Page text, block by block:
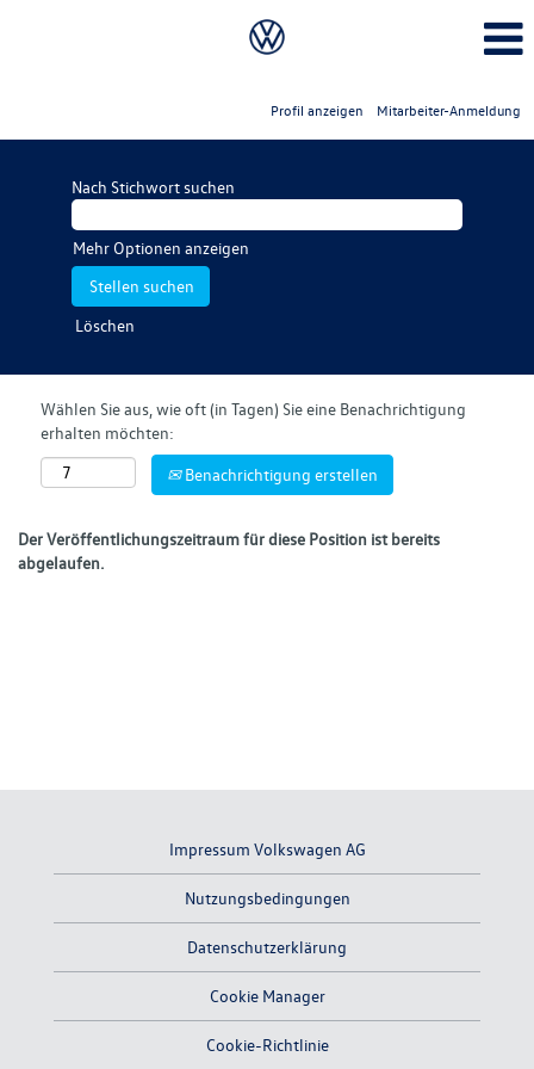
Profil anzeigen Mitarbeiter-Anmeldung
Nach Stichwort suchen
Mehr Optionen anzeigen
Löschen
Wählen Sie aus, wie oft (in Tagen) Sie eine Benachrichtigung
erhalten möchten:
Benachrichtigung erstellen
Der Veröffentlichungszeitraum für diese Position ist bereits
abgelaufen.
Impressum Volkswagen AG
Nutzungsbedingungen
Datenschutzerklärung
Cookie Manager
Cookie-Richtlinie